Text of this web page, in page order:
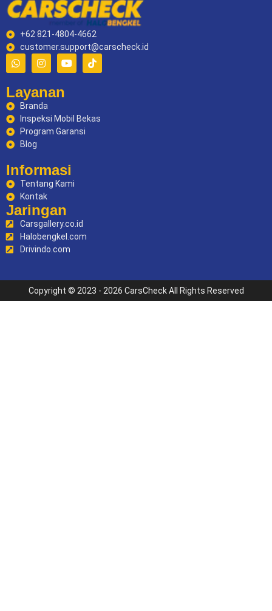
+62 821-4804-4662
customer.support@carscheck.id
Layanan
Branda
Inspeksi Mobil Bekas
Program Garansi
Blog
Informasi
Tentang Kami
Kontak
Jaringan
Carsgallery.co.id
Halobengkel.com
Drivindo.com
Copyright © 2023 - 2026 CarsCheck All Rights Reserved